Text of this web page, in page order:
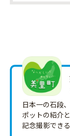
日本一の石段
ポットの紹介
記念撮影でき